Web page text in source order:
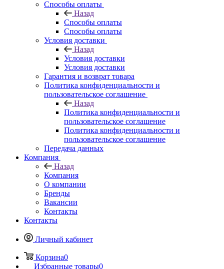
Способы оплаты
Назад
Способы оплаты
Способы оплаты
Условия доставки
Назад
Условия доставки
Условия доставки
Гарантия и возврат товара
Политика конфиденциальности и
пользовательское соглашение
Назад
Политика конфиденциальности и
пользовательское соглашение
Политика конфиденциальности и
пользовательское соглашение
Передача данных
Компания
Назад
Компания
О компании
Бренды
Вакансии
Контакты
Контакты
Личный кабинет
Корзина0
Избранные товары0